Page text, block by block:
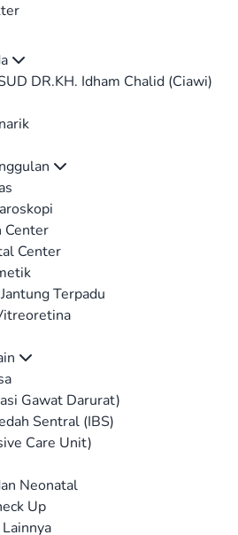
DR.KH. Idham Chalid (Ciawi)
Center
Center
Terpadu
Gawat Darurat)
Sentral (IBS)
Care Unit)
Neonatal
Up